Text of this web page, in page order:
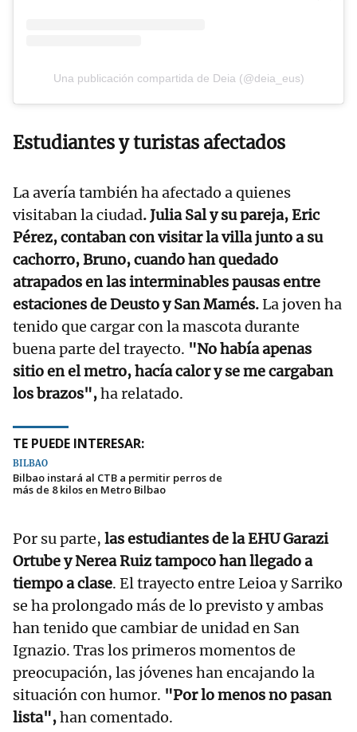
Una publicación compartida de Deia (@deia_eus)
Estudiantes y turistas afectados
La avería también ha afectado a quienes
visitaban la ciudad. Julia Sal y su pareja, Eric
Pérez, contaban con visitar la villa junto a su
cachorro, Bruno, cuando han quedado
atrapados en las interminables pausas entre
estaciones de Deusto y San Mamés.La joven ha
tenido que cargar con la mascota durante
buena parte del trayecto. "No había apenas
sitio en el metro, hacía calor y se me cargaban
los brazos",ha relatado.
TE PUEDE INTERESAR:
BILBAO
Bilbao instará al CTB a permitir perros de
más de 8 kilos en Metro Bilbao
Por su parte, las estudiantes de la EHU Garazi
Ortube y Nerea Ruiz tampoco han llegado a
tiempo a clase. El trayecto entre Leioa y Sarriko
se ha prolongado más de lo previsto y ambas
han tenido que cambiar de unidad en San
Ignazio. Tras los primeros momentos de
preocupación, las jóvenes han encajando la
situación con humor. "Por lo menos no pasan
lista",han comentado.